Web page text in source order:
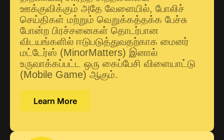
ஊக்குவிக்கும் அதே வேளையில், போலிச்
செய்திகள் மற்றும் வெறுக்கத்தக்க பேச்சு
போன்ற பிரச்சனைகள் தொடர்பான
விடயங்களில் ஈடுபடுத்துவதற்காக மைனர்
மட்டேர்ஸ் (MinorMatters) இனால்
உருவாக்கப்பட்ட ஒரு கைப்பேசி விளையாட்டு
(Mobile Game) ஆகும்.
Learn More